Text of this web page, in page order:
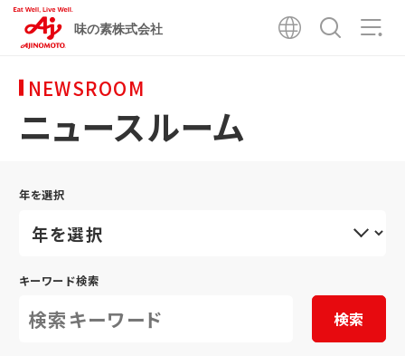
味の素株式会社
NEWSROOM
ニュースルーム
年を選択
キーワード検索
検索